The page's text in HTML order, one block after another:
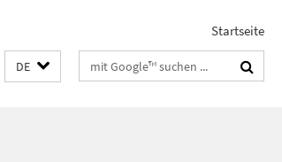
Startseite
DE Suchbegriffe